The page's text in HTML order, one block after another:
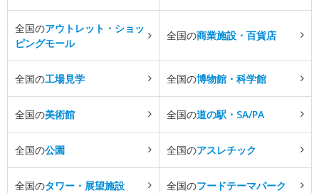
全国のアウトレット・ショッ
ピングモール
全国の商業施設・百貨店
全国の工場見学 全国の博物館・科学館
全国の美術館 全国の道の駅・SA/PA
全国の公園 全国のアスレチック
全国のタワー・展望施設 全国のフードテーマパーク